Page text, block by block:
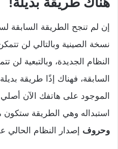
إن لم تنجح الطريقة السابقة
نسخة الصينية وبالتالي لن
النظام الجديدة، وبالتبعية لن
السابقة، فهناك إذًا طريقة
الموجود على هاتفك الآن
استبداله وهي الطريقة
وحروف إصدار النظام الحالي